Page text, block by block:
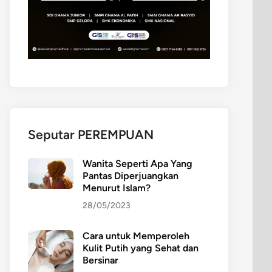
Seputar PEREMPUAN
Wanita Seperti Apa Yang
Pantas Diperjuangkan
Menurut Islam?
28/05/2023
Cara untuk Memperoleh
Kulit Putih yang Sehat dan
Bersinar